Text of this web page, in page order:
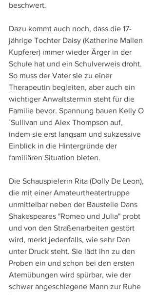
beschwert.
Dazu kommt auch noch, dass die 17-
jährige Tochter Daisy (Katherine Mallen
Kupferer) immer wieder Ärger in der
Schule hat und ein Schulverweis droht.
So muss der Vater sie zu einer
Therapeutin begleiten, aber auch ein
wichtiger Anwaltstermin steht für die
Familie bevor. Spannung bauen Kelly O
´Sullivan und Alex Thompson auf,
indem sie erst langsam und sukzessive
Einblick in die Hintergründe der
familiären Situation bieten.
Die Schauspielerin Rita (Dolly De Leon),
die mit einer Amateurtheatertruppe
unmittelbar neben der Baustelle Dans
Shakespeares "Romeo und Julia" probt
und von den Straßenarbeiten gestört
wird, merkt jedenfalls, wie sehr Dan
unter Druck steht. Sie lädt ihn zu den
Proben ein und schon bei den ersten
Atemübungen wird spürbar, wie der
schwer angeschlagene Mann zur Ruhe